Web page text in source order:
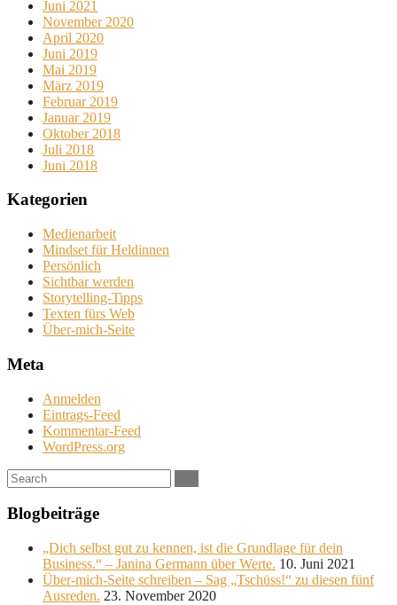
Juni 2021
November 2020
April 2020
Juni 2019
Mai 2019
März 2019
Februar 2019
Januar 2019
Oktober 2018
Juli 2018
Juni 2018
Kategorien
Medienarbeit
Mindset für Heldinnen
Persönlich
Sichtbar werden
Storytelling-Tipps
Texten fürs Web
Über-mich-Seite
Meta
Anmelden
Eintrags-Feed
Kommentar-Feed
WordPress.org
Search:
Blogbeiträge
„Dich selbst gut zu kennen, ist die Grundlage für dein
Business.“ – Janina Germann über Werte. 10. Juni 2021
Über-mich-Seite schreiben – Sag „Tschüss!“ zu diesen fünf
Ausreden. 23. November 2020